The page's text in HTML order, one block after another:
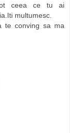
ceea ce tu ai
multumesc.
te conving sa ma